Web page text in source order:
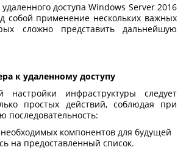
доступа Windows Server 2016
собой применение нескольких важных
сложно представить дальнейшую
к удаленному доступу
настройки инфраструктуры следует
простых действий, соблюдая при
последовательность:
необходимых компонентов для будущей
на предоставленный список.